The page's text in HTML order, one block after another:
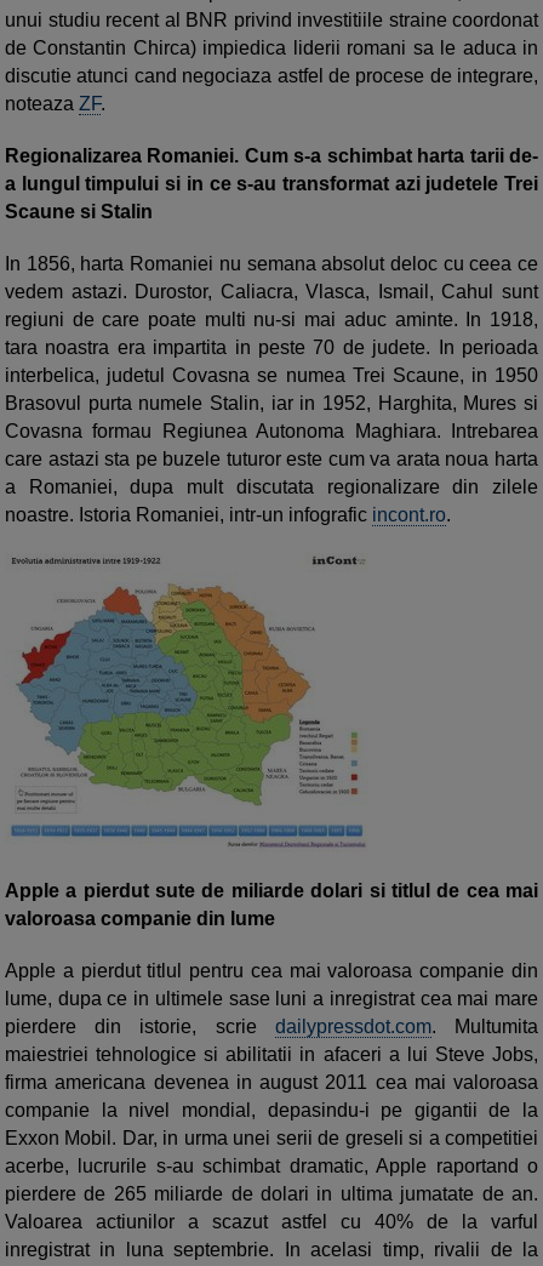
unui studiu recent al BNR privind investitiile straine coordonat
de Constantin Chirca) impiedica liderii romani sa le aduca in
discutie atunci cand negociaza astfel de procese de integrare,
noteaza ZF.
Regionalizarea Romaniei. Cum s-a schimbat harta tarii de-
a lungul timpului si in ce s-au transformat azi judetele Trei
Scaune si Stalin
In 1856, harta Romaniei nu semana absolut deloc cu ceea ce
vedem astazi. Durostor, Caliacra, Vlasca, Ismail, Cahul sunt
regiuni de care poate multi nu-si mai aduc aminte. In 1918,
tara noastra era impartita in peste 70 de judete. In perioada
interbelica, judetul Covasna se numea Trei Scaune, in 1950
Brasovul purta numele Stalin, iar in 1952, Harghita, Mures si
Covasna formau Regiunea Autonoma Maghiara. Intrebarea
care astazi sta pe buzele tuturor este cum va arata noua harta
a Romaniei, dupa mult discutata regionalizare din zilele
noastre. Istoria Romaniei, intr-un infografic incont.ro.
Apple a pierdut sute de miliarde dolari si titlul de cea mai
valoroasa companie din lume
Apple a pierdut titlul pentru cea mai valoroasa companie din
lume, dupa ce in ultimele sase luni a inregistrat cea mai mare
pierdere din istorie, scrie dailypressdot.com. Multumita
maiestriei tehnologice si abilitatii in afaceri a lui Steve Jobs,
firma americana devenea in august 2011 cea mai valoroasa
companie la nivel mondial, depasindu-i pe gigantii de la
Exxon Mobil. Dar, in urma unei serii de greseli si a competitiei
acerbe, lucrurile s-au schimbat dramatic, Apple raportand o
pierdere de 265 miliarde de dolari in ultima jumatate de an.
Valoarea actiunilor a scazut astfel cu 40% de la varful
inregistrat in luna septembrie. In acelasi timp, rivalii de la